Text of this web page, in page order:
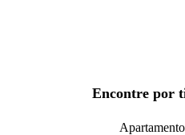
Encontre por